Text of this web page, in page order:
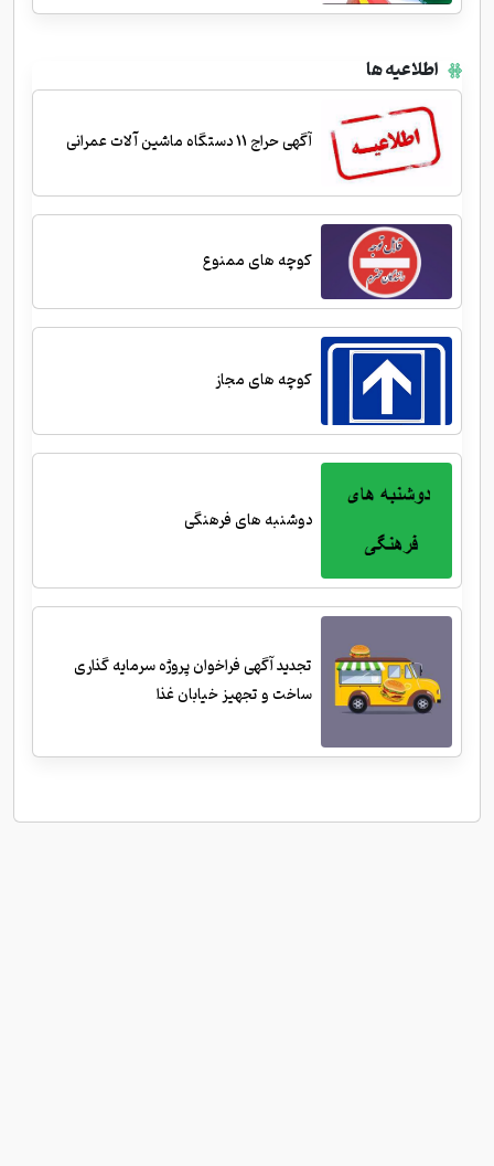
اطلاعیه ها
آگهی حراج 11 دستگاه ماشین آلات عمرانی
کوچه های ممنوع
کوچه های مجاز
دوشنبه های فرهنگی
تجدید آگهی فراخوان پروژه سرمایه گذاری
ساخت و تجهیز خیابان غذا